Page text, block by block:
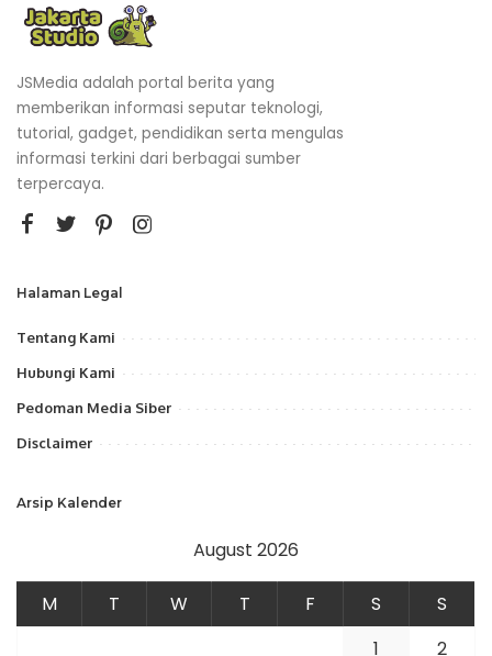
JSMedia adalah portal berita yang
memberikan informasi seputar teknologi,
tutorial, gadget, pendidikan serta mengulas
informasi terkini dari berbagai sumber
terpercaya.
Halaman Legal
Tentang Kami
Hubungi Kami
Pedoman Media Siber
Disclaimer
Arsip Kalender
August 2026
M T W T F S
S
1
2